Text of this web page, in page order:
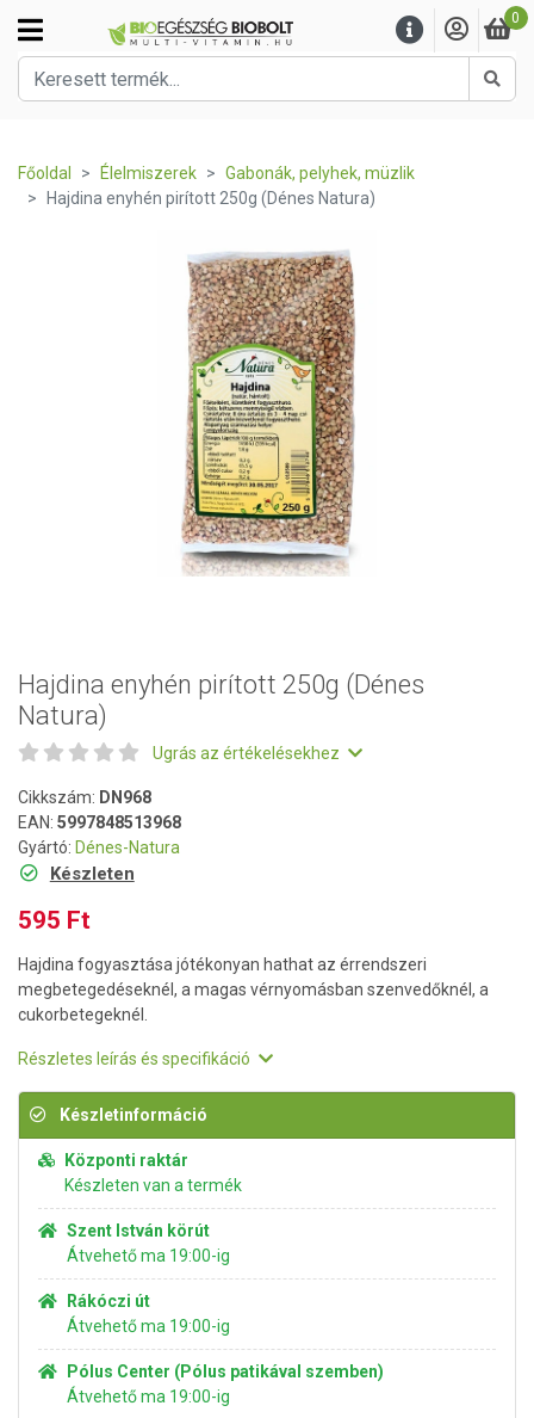
0
Főoldal Élelmiszerek
Gabonák, pelyhek, müzlik
Hajdina enyhén pirított 250g (Dénes Natura)
Hajdina enyhén pirított 250g (Dénes
Natura)
Ugrás az értékelésekhez
Cikkszám: DN968
EAN: 5997848513968
Gyártó: Dénes-Natura
Készleten
595 Ft
Hajdina fogyasztása jótékonyan hathat az érrendszeri
megbetegedéseknél, a magas vérnyomásban szenvedőknél, a
cukorbetegeknél.
Részletes leírás és specifikáció
Készletinformáció
Központi raktár
Készleten van a termék
Szent István körút
Átvehető ma 19:00-ig
Rákóczi út
Átvehető ma 19:00-ig
Pólus Center (Pólus patikával szemben)
Átvehető ma 19:00-ig